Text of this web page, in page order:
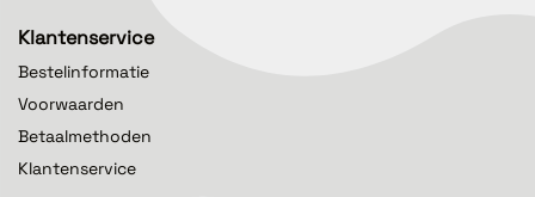
Klantenservice
Bestelinformatie
Voorwaarden
Betaalmethoden
Klantenservice